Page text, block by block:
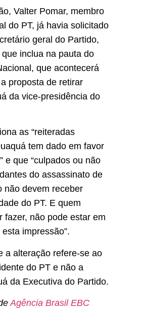
Valter Pomar, membro
do PT, já havia solicitado
geral do Partido,
inclua na pauta do
que acontecerá
proposta de retirar
da vice-presidência do
as “reiteradas
tem dado em favor
e que “culpados ou não
do assassinato de
não devem receber
do PT. E quem
fazer, não pode estar em
impressão”.
a alteração refere-se ao
do PT e não a
da Executiva do Partido.
Agência Brasil EBC